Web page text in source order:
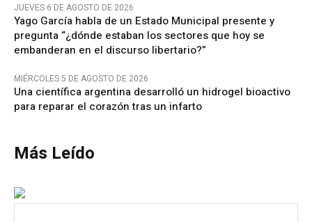
JUEVES 6 DE AGOSTO DE 2026
Yago García habla de un Estado Municipal presente y
pregunta “¿dónde estaban los sectores que hoy se
embanderan en el discurso libertario?”
MIÉRCOLES 5 DE AGOSTO DE 2026
Una científica argentina desarrolló un hidrogel bioactivo
para reparar el corazón tras un infarto
Más Leído